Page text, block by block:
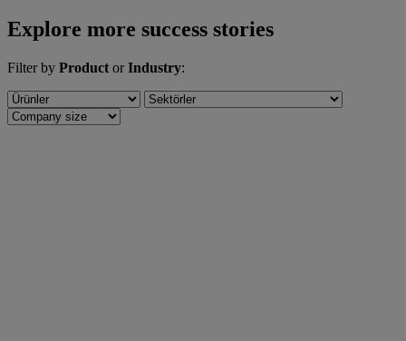
Explore more success stories
Filter by Product orIndustry: